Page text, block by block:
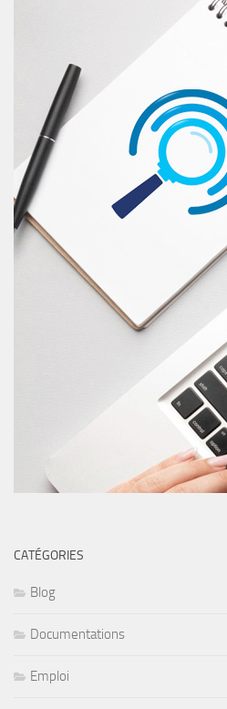
CATÉGORIES
Blog
Documentations
Emploi